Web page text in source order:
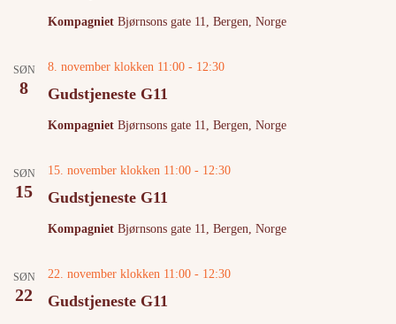
Kompagniet Bjørnsons gate 11, Bergen, Norge
SØN
8 Gudstjeneste G11
8. november klokken 11:00 - 12:30
Kompagniet Bjørnsons gate 11, Bergen, Norge
SØN
15 Gudstjeneste G11
15. november klokken 11:00 - 12:30
Kompagniet Bjørnsons gate 11, Bergen, Norge
SØN
22 Gudstjeneste G11
22. november klokken 11:00 - 12:30